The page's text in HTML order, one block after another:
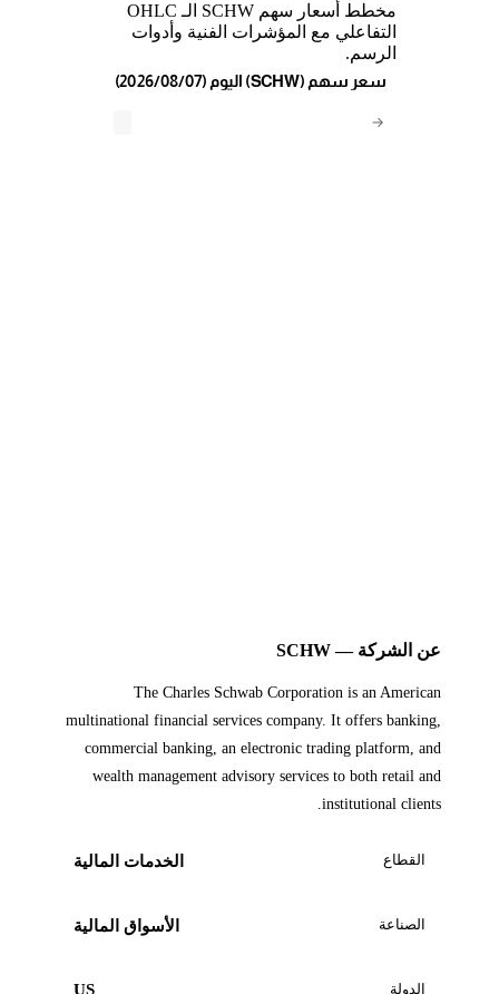
مخطط أسعار سهم SCHW الـ OHLC
التفاعلي مع المؤشرات الفنية وأدوات
الرسم.
→
(2026/08/07) اليوم (SCHW) سعر سهم
عن الشركة — SCHW
The Charles Schwab Corporation is an American
multinational financial services company. It offers banking,
commercial banking, an electronic trading platform, and
wealth management advisory services to both retail and
institutional clients.
القطاع الخدمات المالية
الصناعة الأسواق المالية
الدولة US